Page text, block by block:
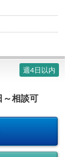
週4日以内
～相談可